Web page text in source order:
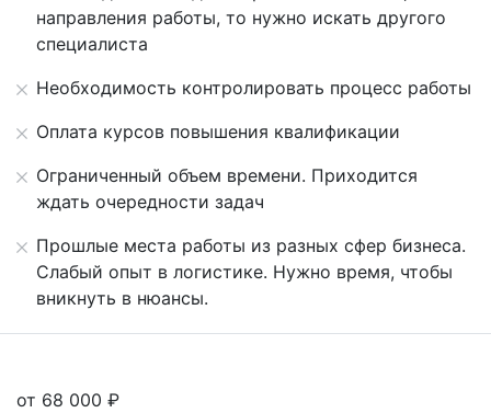
направления работы, то нужно искать другого
специалиста
Необходимость контролировать процесс работы
Оплата курсов повышения квалификации
Ограниченный объем времени. Приходится
ждать очередности задач
Прошлые места работы из разных сфер бизнеса.
Слабый опыт в логистике. Нужно время, чтобы
вникнуть в нюансы.
от 68 000 ₽